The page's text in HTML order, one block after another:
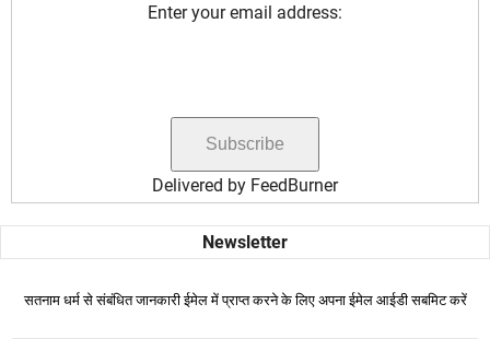
Enter your email address:
Delivered by FeedBurner
सतनाम धर्म से संबंधित जानकारी ईमेल में प्राप्त करने के लिए अपना ईमेल आईडी सबमिट करें